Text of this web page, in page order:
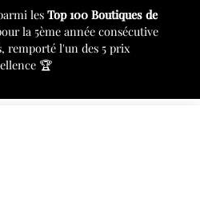
les Top 100 Boutiques de
la 5ème année consécutive
remporté l'un des 5 prix
🏆